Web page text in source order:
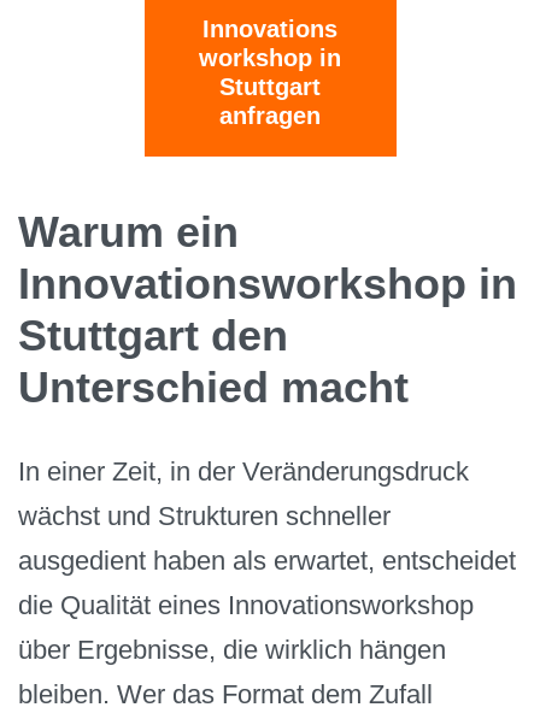
Innovations
workshop in
Stuttgart
anfragen
Warum ein
Innovationsworkshop in
Stuttgart den
Unterschied macht
In einer Zeit, in der Veränderungsdruck
wächst und Strukturen schneller
ausgedient haben als erwartet, entscheidet
die Qualität eines Innovationsworkshop
über Ergebnisse, die wirklich hängen
bleiben. Wer das Format dem Zufall